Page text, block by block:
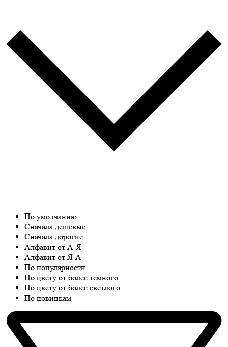
По умолчанию
Сначала дешевые
Сначала дорогие
Алфавит от А-Я
Алфавит от Я-А
По популярности
По цвету от более темного
По цвету от более светлого
По новинкам